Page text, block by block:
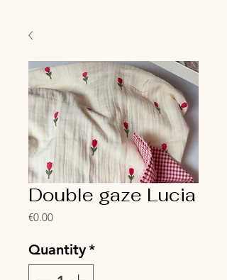
Double gaze Lucia
€0.00Price
Quantity*